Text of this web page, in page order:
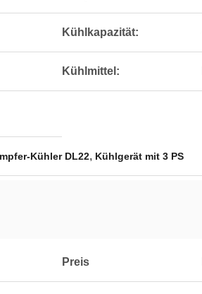
Kühlkapazität:
Kühlmittel:
Kühler DL22, Kühlgerät mit 3 PS
Preis